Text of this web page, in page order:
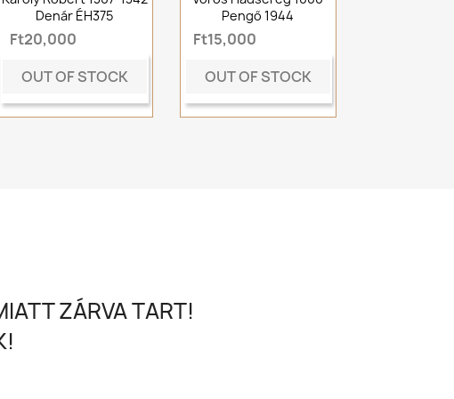
Denár ÉH375
Ft20,000
OUT OF STOCK
Pengő 1944
Ft15,000
OUT OF STOCK
ZÁRVA TART!